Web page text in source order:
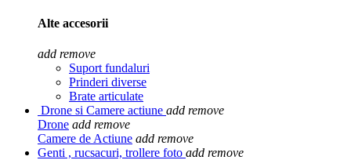
Alte accesorii
add remove
Suport fundaluri
Prinderi diverse
Brate articulate
Drone si Camere actiune add remove
Drone add remove
Camere de Actiune add remove
Genti , rucsacuri, trollere foto add remove